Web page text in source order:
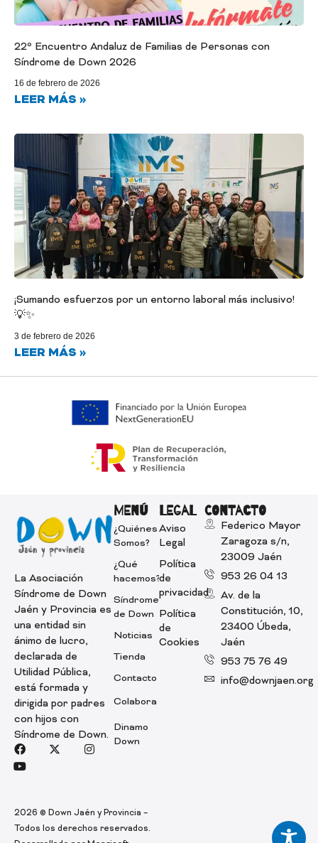
22º Encuentro Andaluz de Familias de Personas con
Síndrome de Down 2026
16 de febrero de 2026
LEER MÁS »
¡Sumando esfuerzos por un entorno laboral más inclusivo!
💡✨
3 de febrero de 2026
LEER MÁS »
La Asociación
Síndrome de Down
Jaén y Provincia es
una entidad sin
ánimo de lucro,
declarada de
Utilidad Pública,
está formada y
dirigida por padres
con hijos con
Síndrome de Down.
FacebookX-twitterInstagram
Youtube
MENÚ
¿Quiénes
Somos?
¿Qué
hacemos?
Síndrome
de Down
Noticias
Tienda
Contacto
Colabora
Dinamo
Down
LEGAL
Aviso
Legal
Política
de
privacidad
Política
de
Cookies
CONTACTO
Federico Mayor
Zaragoza s/n,
23009 Jaén
953 26 04 13
Av. de la
Constitución, 10,
23400 Úbeda,
Jaén
953 75 76 49
info@downjaen.org
2026 © Down Jaén y Provincia –
Todos los derechos reservados.